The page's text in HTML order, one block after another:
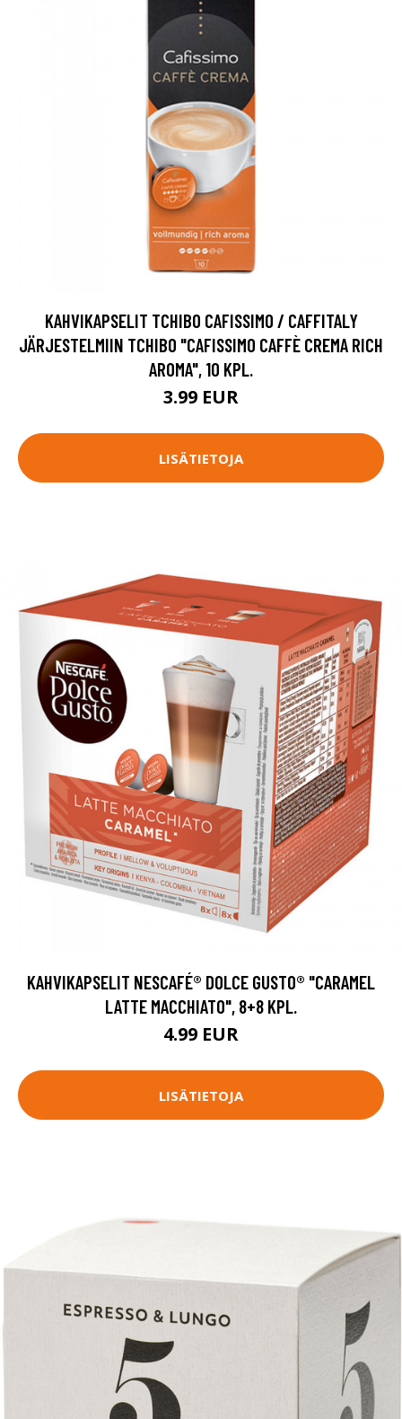
KAHVIKAPSELIT TCHIBO CAFISSIMO / CAFFITALY
JÄRJESTELMIIN TCHIBO "CAFISSIMO CAFFÈ CREMA RICH
AROMA", 10 KPL.
3.99 EUR
LISÄTIETOJA
KAHVIKAPSELIT NESCAFÉ® DOLCE GUSTO® "CARAMEL
LATTE MACCHIATO", 8+8 KPL.
4.99 EUR
LISÄTIETOJA